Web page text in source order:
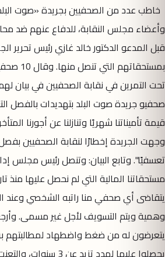
خاطب عدد من الصحفيين بجريدة «صوت
وأعضاء مجلس النقابة، للدفاع عنهم ضد
قبل المدعو الدكتور خالد غازي رئيس تحرير
تحت التمرين في نقابة الصحفيين في بيان
صحفيو جريدة صوت البلد بتهديدات
قيمة تأميناتنا شهريًا وتنازلنا عن أجورنا
وجهت الجريدة إخطارًا لنقابة الصحفيين بفصل
تعسفيًا". وتابع البيان: وتنصل رئيس مجلس
مستحقاتنا المالية التي لم نحصل عليها منذ
يتقاضى أي صحفي منا راتبه الشخصي وعند
وهمية ويتم التسويف لأجل غير مسمى.
يتعرضون له من ضغط واضطهاد لمطالبتهم
يحصلوا عليها لمدد تزيد